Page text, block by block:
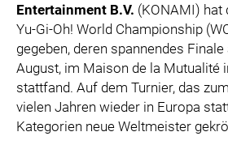
SUPERUM
MEDIA
PRESSEBILDER
PRESSEKONTAKT
Entertainment B.V. (KONAMI) hat
Yu-Gi-Oh! World Championship
gegeben, deren spannendes
August, im Maison de la Mutualité
stattfand. Auf dem Turnier, das
vielen Jahren wieder in Europa
Kategorien neue Weltmeister